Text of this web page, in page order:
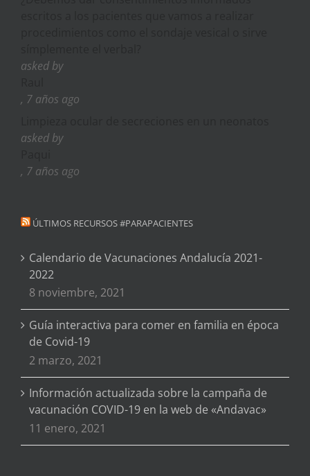
asked by
, 7 años ago
asked by
, 7 años ago
ÚLTIMOS RECURSOS #PARAPACIENTES
Calendario de Vacunaciones Andalucía 2021-
2022
8 noviembre, 2021
Guía interactiva para comer en familia en época
de Covid-19
2 marzo, 2021
Información actualizada sobre la campaña de
vacunación COVID-19 en la web de «Andavac»
11 enero, 2021